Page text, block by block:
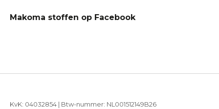
Makoma stoffen op Facebook
KvK: 04032854 | Btw-nummer: NL001512149B26